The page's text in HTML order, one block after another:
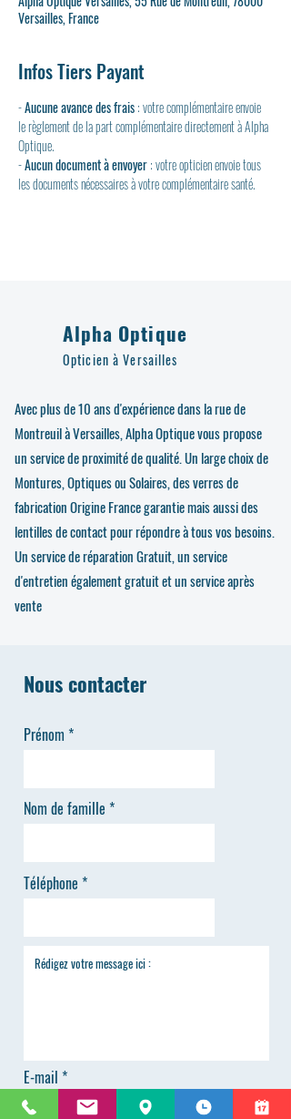
Versailles, France
Infos Tiers Payant
- Aucune avance des frais : votre complémentaire envoie
le règlement de la part complémentaire directement à Alpha
Optique.
- Aucun document à envoyer : votre opticien envoie tous
les documents nécessaires à votre complémentaire santé.
Alpha Optique
Opticien à Versailles
Avec plus de 10 ans d'expérience dans la rue de
Montreuil à Versailles, Alpha Optique vous propose
un service de proximité de qualité. Un large choix de
Montures, Optiques ou Solaires, des verres de
fabrication Origine France garantie mais aussi des
lentilles de contact pour répondre à tous vos besoins.
Un service de réparation Gratuit, un service
d'entretien également gratuit et un service après
vente
Nous contacter
Prénom
Nom de famille
Téléphone
E-mail